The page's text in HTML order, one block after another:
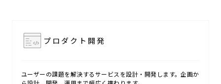
プロダクト開発
ユーザーの課題を解決するサービスを設計・開発します。企画か